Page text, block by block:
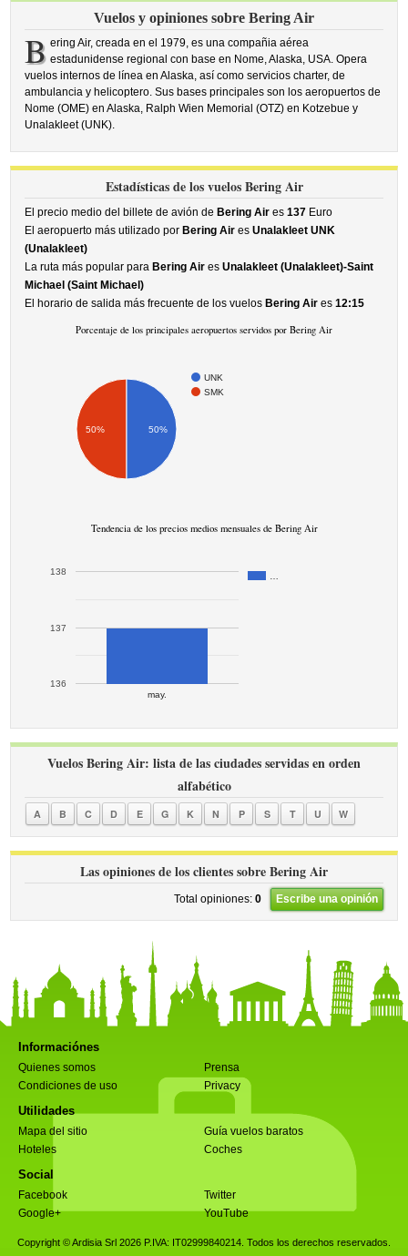
Vuelos y opiniones sobre Bering Air
B ering Air, creada en el 1979, es una compañia aérea
estadunidense regional con base en Nome, Alaska, USA. Opera
vuelos internos de línea en Alaska, así como servicios charter, de
ambulancia y helicoptero. Sus bases principales son los aeropuertos de
Nome (OME) en Alaska, Ralph Wien Memorial (OTZ) en Kotzebue y
Unalakleet (UNK).
Estadísticas de los vuelos Bering Air
El precio medio del billete de avión de Bering Air es137 Euro
El aeropuerto más utilizado por Bering Air esUnalakleet UNK
(Unalakleet)
La ruta más popular para Bering Air esUnalakleet (Unalakleet)-Saint
Michael (Saint Michael)
El horario de salida más frecuente de los vuelos Bering Air es12:15
Porcentaje de los principales aeropuertos servidos por Bering Air
UNK
SMK
50% 50%
Tendencia de los precios medios mensuales de Bering Air
may.
136
137
138
Vuelos Bering Air: lista de las ciudades servidas en orden
alfabético
A B C D E G K N P S T U W
Las opiniones de los clientes sobre Bering Air
Total opiniones: 0 Escribe una opinión
Informaciónes
Quienes somos
Prensa
Condiciones de uso
Privacy
Utilidades
Mapa del sitio
Guía vuelos baratos
Hoteles
Coches
Social
Facebook
Twitter
Google+
YouTube
Copyright © Ardisia Srl 2026 P.IVA: IT02999840214. Todos los derechos reservados.